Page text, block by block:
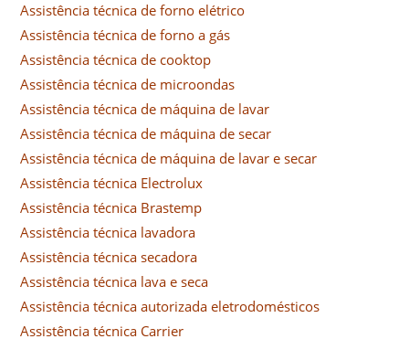
Assistência técnica de forno elétrico
Assistência técnica de forno a gás
Assistência técnica de cooktop
Assistência técnica de microondas
Assistência técnica de máquina de lavar
Assistência técnica de máquina de secar
Assistência técnica de máquina de lavar e secar
Assistência técnica Electrolux
Assistência técnica Brastemp
Assistência técnica lavadora
Assistência técnica secadora
Assistência técnica lava e seca
Assistência técnica autorizada eletrodomésticos
Assistência técnica Carrier